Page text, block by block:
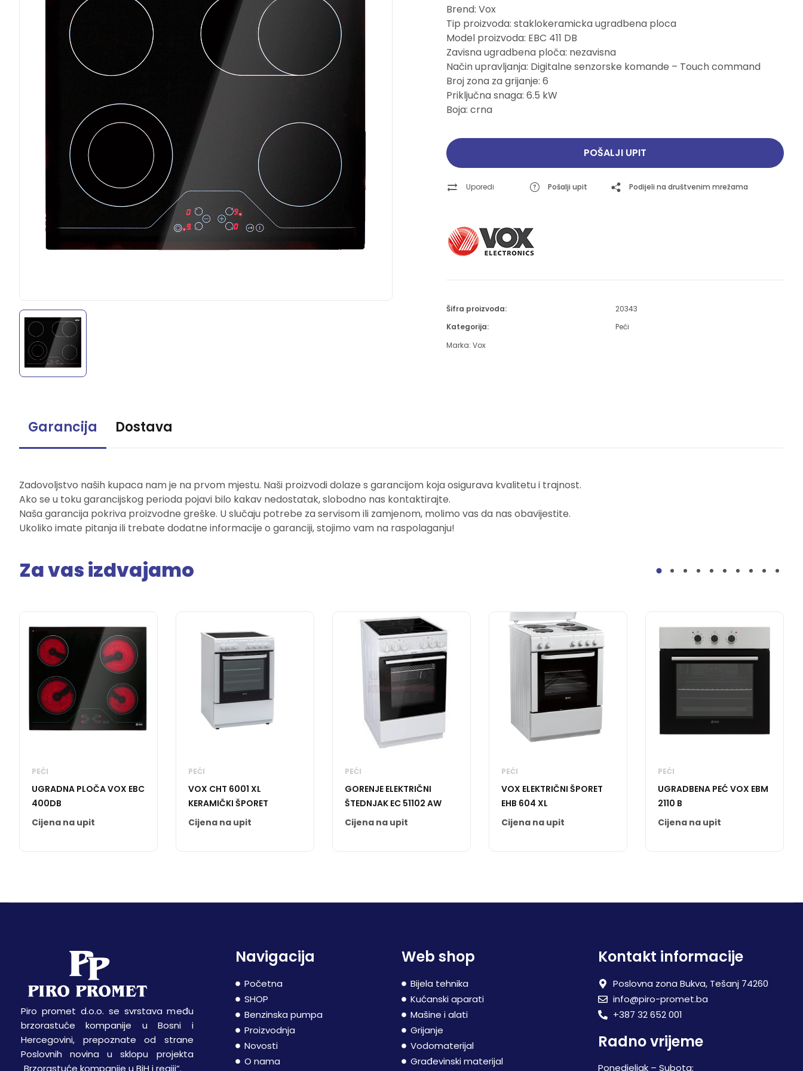
Pogledajte ponudu
Pogledajte ponudu
Pogledajte ponudu
Brusne trake i ploče
Pogledajte ponudu
Pogledajte ponudu
Pogledajte ponudu
Pogledajte ponudu
Brusne trake i ploče
Pogledajte ponudu
Brend: Vox
Tip proizvoda: staklokeramicka ugradbena ploca
Model proizvoda: EBC 411 DB
Zavisna ugradbena ploča: nezavisna
Način upravljanja: Digitalne senzorske komande – Touch command
Broj zona za grijanje: 6
Priključna snaga: 6.5 kW
Boja: crna
POŠALJI UPIT
Uporedi Pošalji upit Podijeli na društvenim mrežama
Šifra proizvoda:
20343
Kategorija:
Peći
Marka: Vox
Garancija Dostava
Zadovoljstvo naših kupaca nam je na prvom mjestu. Naši proizvodi dolaze s garancijom koja osigurava kvalitetu i trajnost.
Ako se u toku garancijskog perioda pojavi bilo kakav nedostatak, slobodno nas kontaktirajte.
Naša garancija pokriva proizvodne greške. U slučaju potrebe za servisom ili zamjenom, molimo vas da nas obavijestite.
Ukoliko imate pitanja ili trebate dodatne informacije o garanciji, stojimo vam na raspolaganju!
Za vas izdvajamo
PEĆI
UGRADNA PLOČA VOX EBC
400DB
Cijena na upit
PEĆI
VOX CHT 6001 XL
KERAMIČKI ŠPORET
Cijena na upit
PEĆI
GORENJE ELEKTRIČNI
ŠTEDNJAK EC 51102 AW
Cijena na upit
PEĆI
VOX ELEKTRIČNI ŠPORET
EHB 604 XL
Cijena na upit
PEĆI
UGRADBENA PEĆ VOX EBM
2110 B
Cijena na upit
Piro promet d.o.o. se svrstava među
brzorastuće kompanije u Bosni i
Hercegovini, prepoznate od strane
Poslovnih novina u sklopu projekta
Navigacija
Početna
SHOP
Benzinska pumpa
Proizvodnja
Novosti
O nama
Web shop
Bijela tehnika
Kućanski aparati
Mašine i alati
Grijanje
Vodomaterijal
Građevinski materijal
Kontakt informacije
Poslovna zona Bukva, Tešanj 74260
info@piro-promet.ba
+387 32 652 001
Radno vrijeme
Ponedjeljak – Subota: